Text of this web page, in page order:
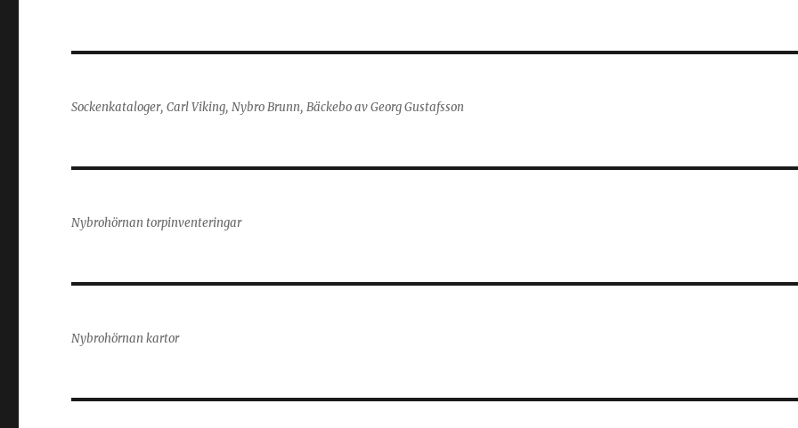
Sockenkataloger, Carl Viking, Nybro Brunn, Bäckebo av Georg Gustafsson
Nybrohörnan torpinventeringar
Nybrohörnan kartor